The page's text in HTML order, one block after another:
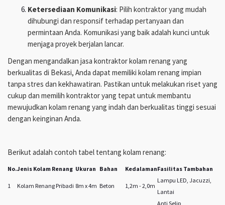
Ketersediaan Komunikasi: Pilih kontraktor yang mudah
dihubungi dan responsif terhadap pertanyaan dan
permintaan Anda. Komunikasi yang baik adalah kunci untuk
menjaga proyek berjalan lancar.
Dengan mengandalkan jasa kontraktor kolam renang yang
berkualitas di Bekasi, Anda dapat memiliki kolam renang impian
tanpa stres dan kekhawatiran. Pastikan untuk melakukan riset yang
cukup dan memilih kontraktor yang tepat untuk membantu
mewujudkan kolam renang yang indah dan berkualitas tinggi sesuai
dengan keinginan Anda.
Berikut adalah contoh tabel tentang kolam renang:
No.Jenis Kolam Renang Ukuran Bahan KedalamanFasilitas Tambahan
1 Kolam Renang Pribadi 8m x 4m Beton 1,2m - 2,0m
Lampu LED, Jacuzzi,
Lantai
Anti Selip